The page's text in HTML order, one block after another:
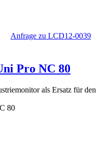
Anfrage zu LCD12-0039
Pro NC 80
als Ersatz für
80